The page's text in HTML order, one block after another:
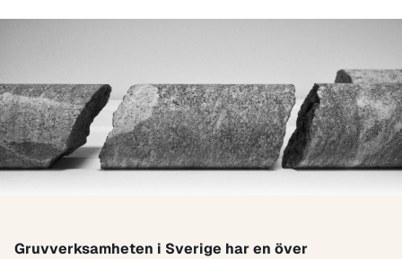
Gruvverksamheten i Sverige har en över